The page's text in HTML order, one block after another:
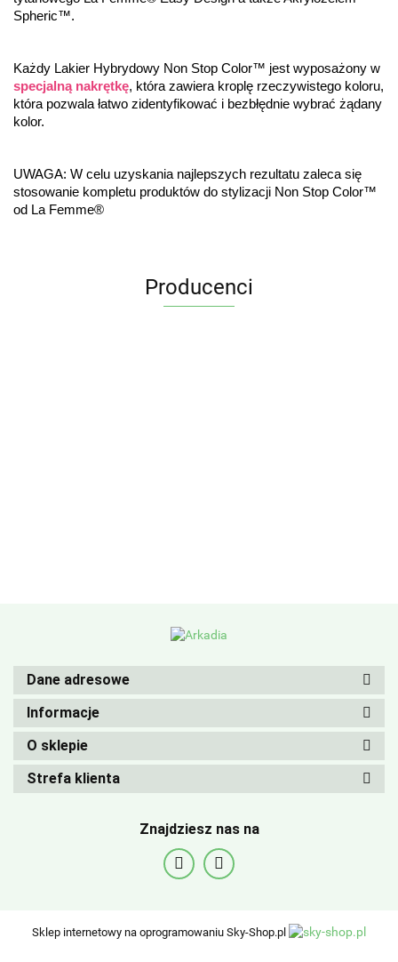
Spheric™.
specjalną nakrętkę, która zawiera kroplę rzeczywistego koloru,
która pozwala łatwo zidentyfikować i bezbłędnie wybrać żądany
kolor.
UWAGA: W celu uzyskania najlepszych rezultatu zaleca się
stosowanie kompletu produktów do stylizacji Non Stop Color™
od La Femme®
Producenci
Dane adresowe
Informacje
O sklepie
Strefa klienta
Znajdziesz nas na
Sklep internetowy na oprogramowaniu Sky-Shop.pl